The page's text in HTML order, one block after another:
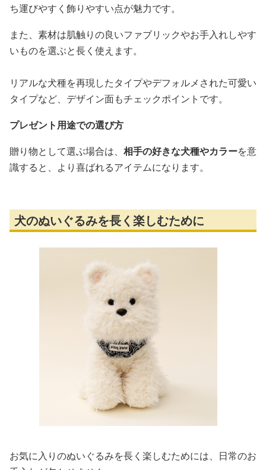
ち運びやすく飾りやすい点が魅力です。
また、素材は肌触りの良いファブリックやお手入れしやす
いものを選ぶと長く使えます。
リアルな犬種を再現したタイプやデフォルメされた可愛い
タイプなど、デザイン面もチェックポイントです。
プレゼント用途での選び方
贈り物として選ぶ場合は、 相手の好きな犬種やカラーを意
識すると、より喜ばれるアイテムになります。
犬のぬいぐるみを長く楽しむために
お気に入りのぬいぐるみを長く楽しむためには、日常のお